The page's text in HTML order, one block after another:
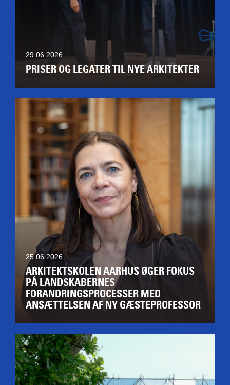
29.06.2026
PRISER OG LEGATER TIL NYE ARKITEKTER
25.06.2026
ARKITEKTSKOLEN AARHUS ØGER FOKUS
PÅ LANDSKABERNES
FORANDRINGSPROCESSER MED
ANSÆTTELSEN AF NY GÆSTEPROFESSOR